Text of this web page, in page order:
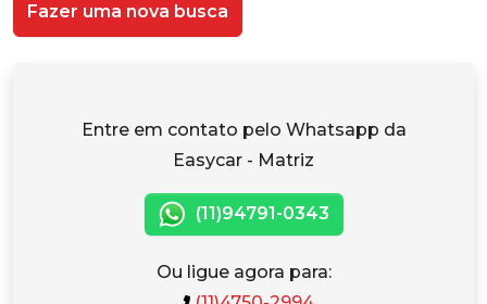
Fazer uma nova busca
Entre em contato pelo Whatsapp da
Easycar - Matriz
(11)94791-0343
Ou ligue agora para: